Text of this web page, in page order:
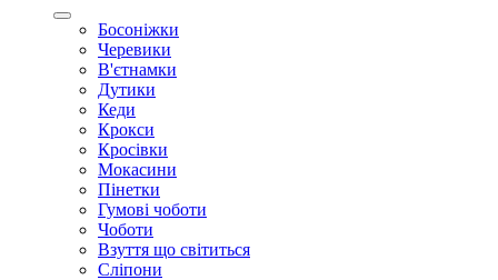
Босоніжки
Черевики
В'єтнамки
Дутики
Кеди
Крокси
Кросівки
Мокасини
Пінетки
Гумові чоботи
Чоботи
Взуття що світиться
Сліпони